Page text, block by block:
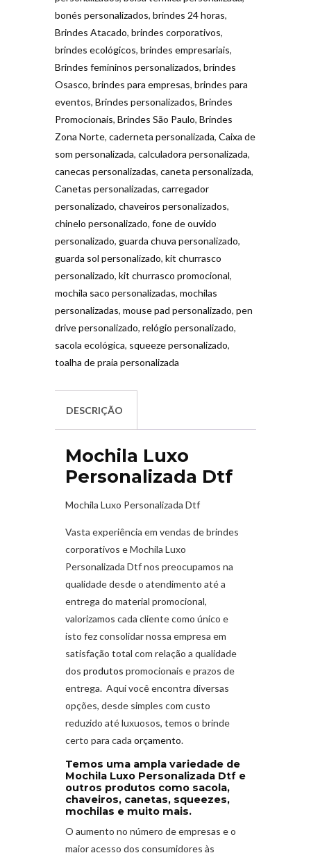
bonés personalizados, brindes 24 horas,
Brindes Atacado, brindes corporativos,
brindes ecológicos, brindes empresariais,
Brindes femininos personalizados, brindes
Osasco, brindes para empresas, brindes para
eventos, Brindes personalizados, Brindes
Promocionais, Brindes São Paulo, Brindes
Zona Norte, caderneta personalizada, Caixa de
som personalizada, calculadora personalizada,
canecas personalizadas, caneta personalizada,
Canetas personalizadas, carregador
personalizado, chaveiros personalizados,
chinelo personalizado, fone de ouvido
personalizado, guarda chuva personalizado,
guarda sol personalizado, kit churrasco
personalizado, kit churrasco promocional,
mochila saco personalizadas, mochilas
personalizadas, mouse pad personalizado, pen
drive personalizado, relógio personalizado,
sacola ecológica, squeeze personalizado,
toalha de praia personalizada
DESCRIÇÃO
Mochila Luxo
Personalizada Dtf
Mochila Luxo Personalizada Dtf
Vasta experiência em vendas de brindes
corporativos e Mochila Luxo
Personalizada Dtf nos preocupamos na
qualidade desde o atendimento até a
entrega do material promocional,
valorizamos cada cliente como único e
isto fez consolidar nossa empresa em
satisfação total com relação a qualidade
dos produtos promocionais e prazos de
entrega. Aqui você encontra diversas
opções, desde simples com custo
reduzido até luxuosos, temos o brinde
certo para cada orçamento.
Temos uma ampla variedade de
Mochila Luxo Personalizada Dtf e
outros produtos como sacola,
chaveiros, canetas, squeezes,
mochilas e muito mais.
O aumento no número de empresas e o
maior acesso dos consumidores às